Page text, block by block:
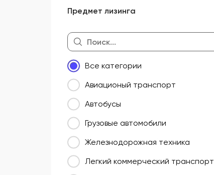
Предмет лизинга
Все категории
Авиационый транспорт
Автобусы
Грузовые автомобили
Железнодорожная техника
Легкий коммерческий транспорт